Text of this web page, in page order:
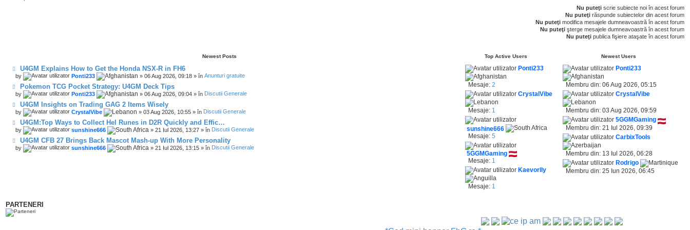
Nu puteţi scrie subiecte noi în acest forum
Nu puteţi răspunde subiectelor din acest forum
Nu puteţi modifica mesajele dumneavoastră în acest forum
Nu puteţi şterge mesajele dumneavoastră în acest forum
Nu puteţi publica fişiere ataşate în acest forum
Newest Posts Top Active Users Newest Users
U4GM Explains How to Get the Honda NSX-R in FH6
by Ponti233 » 06 Aug 2026, 09:18 » în Anunturi gratuite
Pokemon TCG Pocket Strategy: U4GM Deck Tips
by Ponti233 » 06 Aug 2026, 09:04 » în Discutii Generale
U4GM Insights on Trading GAG 2 Items Wisely
by CrystalVibe » 03 Aug 2026, 10:55 » în Discutii Generale
U4GM:Top Ways to Collect Hel Runes in D2R Quickly and Effic…
by sunshine666 » 21 Iul 2026, 13:27 » în Discutii Generale
U4GM CFB 27 Brings Back Mascot Mash-up With More Personality
by sunshine666 » 21 Iul 2026, 13:15 » în Discutii Generale
Ponti233
Mesaje: 2
CrystalVibe
Mesaje: 1
sunshine666
Mesaje: 5
5GGMGaming
Mesaje: 1
Kaevorlly
Mesaje: 1
Ponti233
Membru din: 06 Aug 2026, 05:15
CrystalVibe
Membru din: 03 Aug 2026, 09:59
5GGMGaming
Membru din: 21 Iul 2026, 09:39
CarbixTools
Membru din: 13 Iul 2026, 06:28
Rodrigo
Membru din: 25 Iun 2026, 06:45
PARTENERI